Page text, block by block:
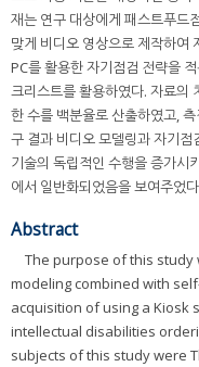
재는 연구 대상에게 패스트푸드
맞게 비디오 영상으로 제작하여
PC를 활용한 자기점검 전략을
크리스트를 활용하였다. 자료의
한 수를 백분율로 산출하였고,
구 결과 비디오 모델링과 자기
기술의 독립적인 수행을 증가시
에서 일반화되었음을 보여주었
Abstract
The purpose of this
modeling combined with
acquisition of using a Kiosk
intellectual disabilities
subjects of this study were